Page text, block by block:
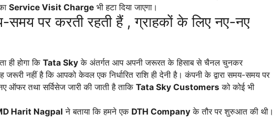
Service Visit Charge भी हटा दिया जाएगा।
पर करती रहती हैं , ग्राहकों के लिए नए-नए
ही होगा कि Tata Sky के अंतर्गत आप अपनी जरूरत के हिसाब से चैनल चुनकर
नहीं है कि आपको केवल एक निर्धारित राशि ही देनी है। कंपनी के द्वारा समय-समय पर
ऑफर तथा सर्विसेज जारी की जाती है ताकि Tata Sky Customers को कोई भी
Harit Nagpal ने बताया कि हमने एक DTH Company के तौर पर शुरुआत की थी।